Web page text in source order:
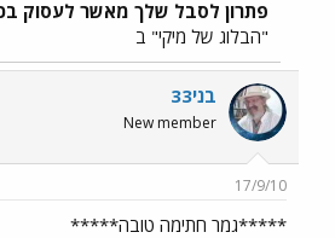
פתרון לסבל שלך מאשר לעסוק
"הבלוג של מיקי" ב
בני33
New member
17/9/10
*****גמר חתימה טובה*****